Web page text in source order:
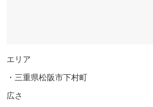
エリア
・三重県松阪市下村町
広さ